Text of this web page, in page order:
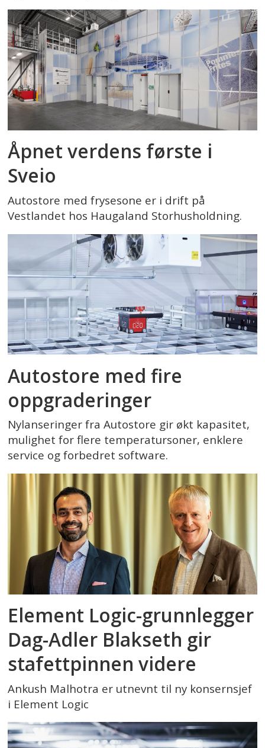
Åpnet verdens første i
Sveio
Autostore med frysesone er i drift på
Vestlandet hos Haugaland Storhusholdning.
Autostore med fire
oppgraderinger
Nylanseringer fra Autostore gir økt kapasitet,
mulighet for flere temperatursoner, enklere
service og forbedret software.
Element Logic-grunnlegger
Dag-Adler Blakseth gir
stafettpinnen videre
Ankush Malhotra er utnevnt til ny konsernsjef
i Element Logic